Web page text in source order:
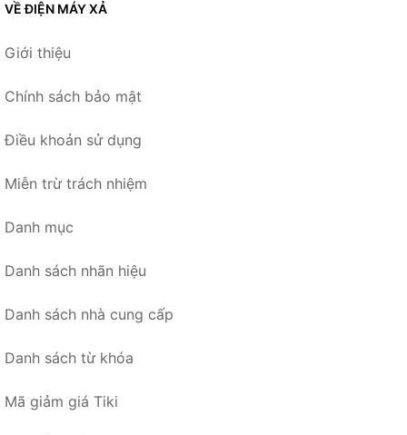
VỀ ĐIỆN MÁY XẢ
Giới thiệu
Chính sách bảo mật
Điều khoản sử dụng
Miễn trừ trách nhiệm
Danh mục
Danh sách nhãn hiệu
Danh sách nhà cung cấp
Danh sách từ khóa
Mã giảm giá Tiki